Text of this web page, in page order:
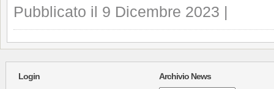
Pubblicato il 9 Dicembre 2023 |
Login Archivio News